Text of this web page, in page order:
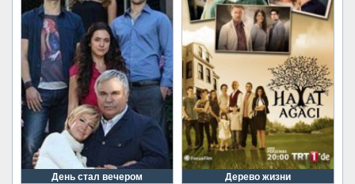
День стал вечером Дерево жизни